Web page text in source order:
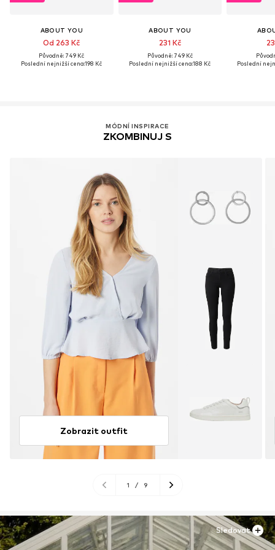
ABOUT YOU
Od 263 Kč
Původně: 749 Kč
Poslední nejnižší cena:198 Kč
ABOUT YOU
231 Kč
Původně: 749 Kč
Poslední nejnižší cena:188 Kč
Poslední
MÓDNÍ INSPIRACE
ZKOMBINUJ S
Zobrazit outfit
1 / 9
Sledovat